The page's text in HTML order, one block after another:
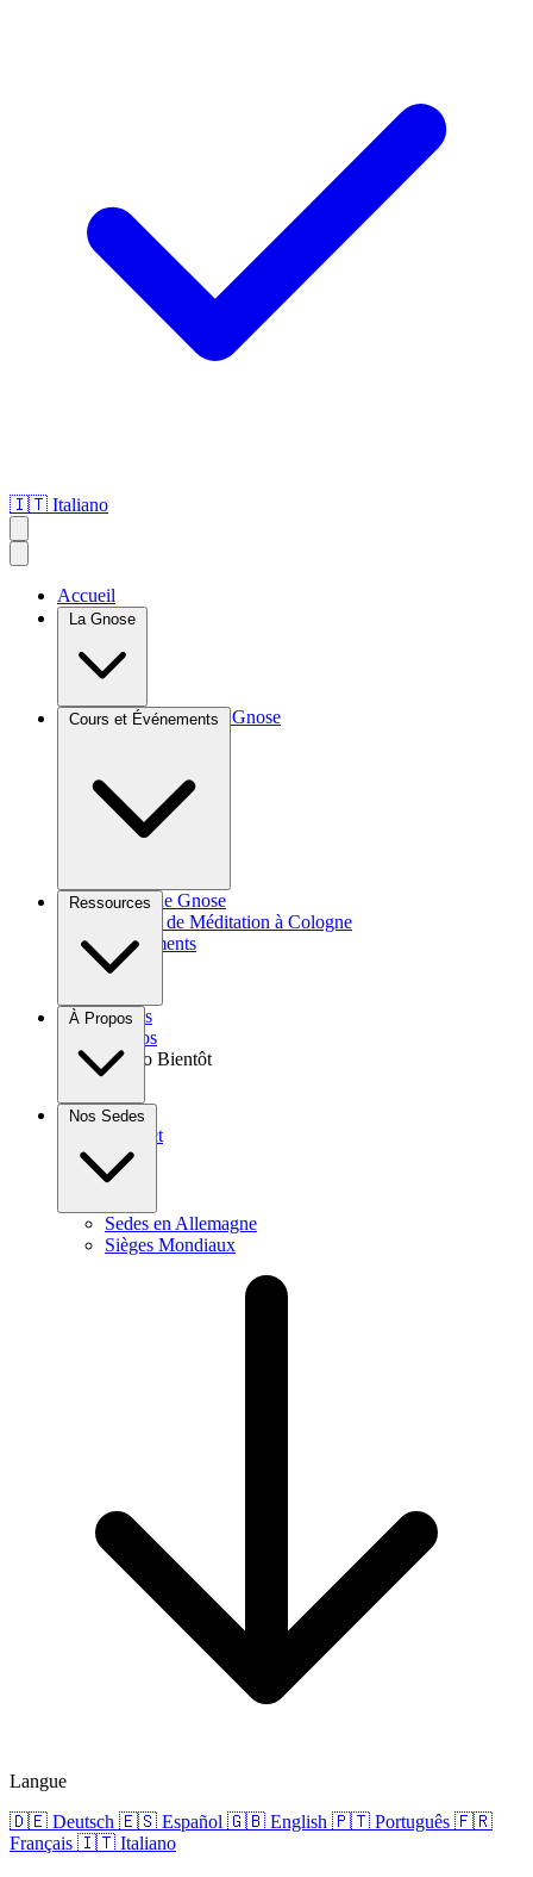
🇮🇹 Italiano
Accueil
La Gnose
Introduction à la Gnose
Cours et Événements
Cours de Gnose
Groupe de Méditation à Cologne
Événements
Ressources
Livres
Vidéos
Audio Bientôt
À Propos
Dons
Contact
Nos Sedes
Sedes en Allemagne
Sièges Mondiaux
Langue
🇩🇪 Deutsch 🇪🇸 Español 🇬🇧 English 🇵🇹 Português 🇫🇷
Français 🇮🇹 Italiano